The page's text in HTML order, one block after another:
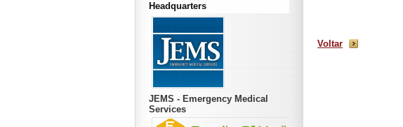
Voltar
Headquarters
JEMS - Emergency Medical
Services